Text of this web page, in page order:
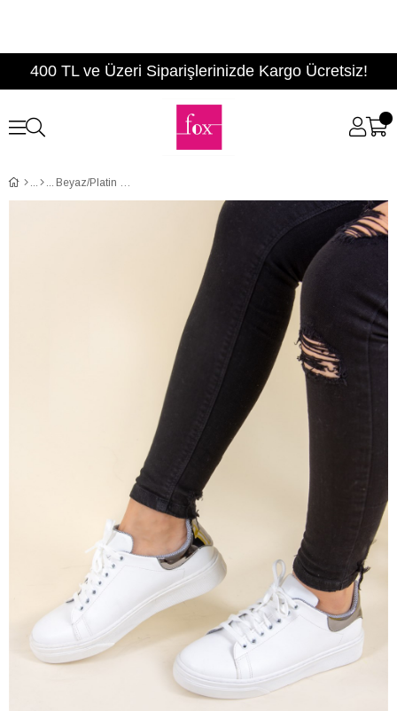
400 TL ve Üzeri Siparişlerinizde Kargo Ücretsiz!
Beyaz/Platin Kadın Sneakers F288190909